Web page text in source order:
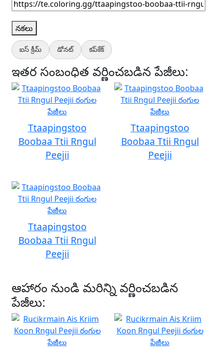
నకలు
ఐస్ క్రీమ్ డోనట్ కప్‌కేక్
ఇతర సంబంధిత వర్ణించబడిన పేజీలు:
Ttaapingstoo
Boobaa Ttii Rngul
Peejii
Ttaapingstoo
Boobaa Ttii Rngul
Peejii
Ttaapingstoo
Boobaa Ttii Rngul
Peejii
ఆహారం నుండి మరిన్ని వర్ణించబడిన
పేజీలు: